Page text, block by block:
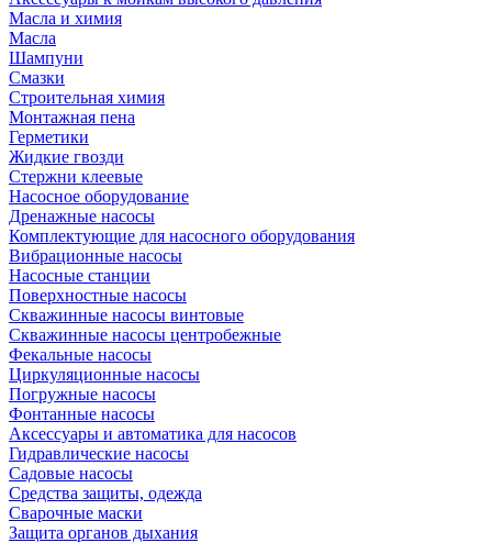
Масла и химия
Масла
Шампуни
Смазки
Строительная химия
Монтажная пена
Герметики
Жидкие гвозди
Стержни клеевые
Насосное оборудование
Дренажные насосы
Комплектующие для насосного оборудования
Вибрационные насосы
Насосные станции
Поверхностные насосы
Скважинные насосы винтовые
Скважинные насосы центробежные
Фекальные насосы
Циркуляционные насосы
Погружные насосы
Фонтанные насосы
Аксессуары и автоматика для насосов
Гидравлические насосы
Садовые насосы
Средства защиты, одежда
Сварочные маски
Защита органов дыхания